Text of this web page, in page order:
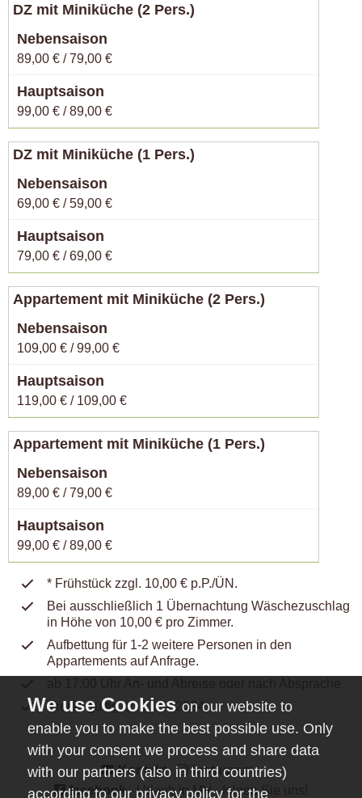
DZ mit Miniküche (2 Pers.)
89,00 € / 79,00 €
99,00 € / 89,00 €
DZ mit Miniküche (1 Pers.)
69,00 € / 59,00 €
79,00 € / 69,00 €
Appartement mit Miniküche (2 Pers.)
109,00 € / 99,00 €
119,00 € / 109,00 €
Appartement mit Miniküche (1 Pers.)
89,00 € / 79,00 €
99,00 € / 89,00 €
* Frühstück zzgl. 10,00 € p.P./ÜN.
Bei ausschließlich 1 Übernachtung Wäschezuschlag
in Höhe von 10,00 € pro Zimmer.
Aufbettung für 1-2 weitere Personen in den
Appartements auf Anfrage.
Preise gültig ab 01.01.2024
Kontakt ⋅ instagram ⋅
facebook- Urlaub in MV - folgen Sie uns!
on our website to
enable you to make the best possible use. Only
with your consent we process and share data
with our partners (also in third countries)
according to our privacy policy for the